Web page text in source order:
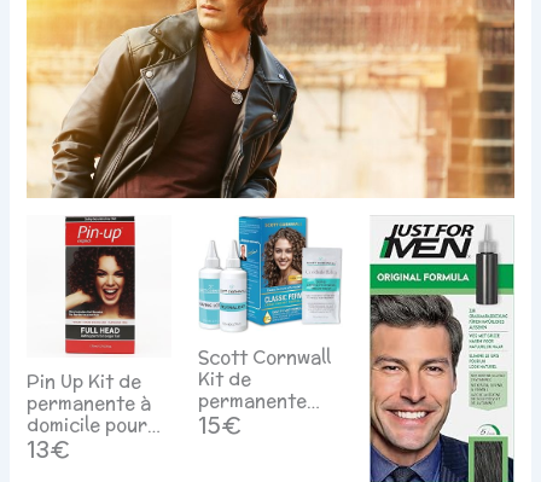
Pin Up Kit de
permanente à
domicile pour
tête complète,
kit de
13€
Scott Cornwall
Kit de
permanente
classique avec
15€